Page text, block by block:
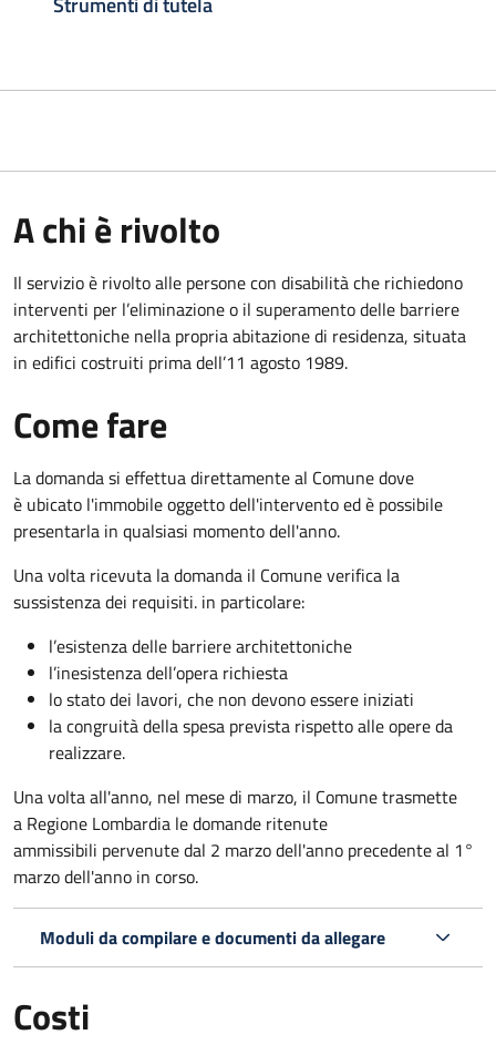
A chi è rivolto
Il servizio è rivolto alle persone con disabilità che richiedono
interventi per l’eliminazione o il superamento delle barriere
architettoniche nella propria abitazione di residenza, situata
in edifici costruiti prima dell’11 agosto 1989.
Come fare
La domanda si effettua direttamente al Comune dove
è ubicato l'immobile oggetto dell'intervento ed è possibile
presentarla in qualsiasi momento dell'anno.
Una volta ricevuta la domanda il Comune verifica la
sussistenza dei requisiti. in particolare:
l’esistenza delle barriere architettoniche
l’inesistenza dell’opera richiesta
lo stato dei lavori, che non devono essere iniziati
la congruità della spesa prevista rispetto alle opere da
realizzare.
Una volta all'anno, nel mese di marzo, il Comune trasmette
a Regione Lombardia le domande ritenute
ammissibili pervenute dal 2 marzo dell'anno precedente al 1°
marzo dell'anno in corso.
Moduli da compilare e documenti da allegare
Costi